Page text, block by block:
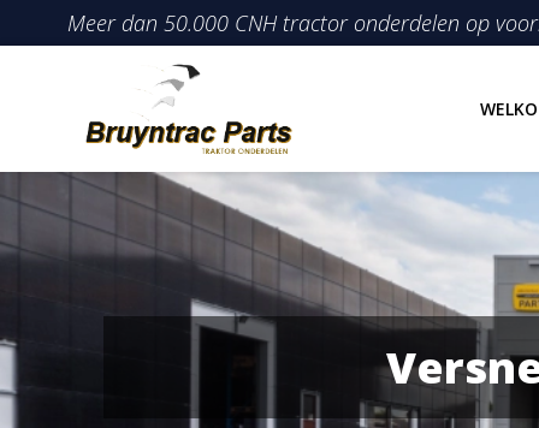
naar
Meer dan 50.000 CNH tractor onderdelen op